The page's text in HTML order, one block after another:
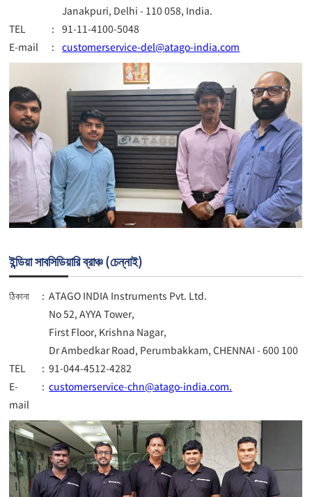
Janakpuri, Delhi - 110 058, India.
TEL
:
91-11-4100-5048
E-mail
: customerservice-del@atago-india.com
ইন্ডিয়া সাবসিডিয়ারি ব্রাঞ্চ (চেন্নাই)
ঠিকানা :ATAGO INDIA Instruments Pvt. Ltd.
No 52, AYYA Tower,
First Floor, Krishna Nagar,
Dr Ambedkar Road, Perumbakkam, CHENNAI - 600 100
TEL
:91-044-4512-4282
E-
mail
:customerservice-chn@atago-india.com.